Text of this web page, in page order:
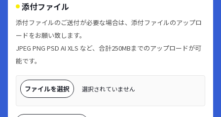
添付ファイル
添付ファイルのご送付が必要な場合は、添付ファイルのアップロ
ードをお願い致します。
JPEG PNG PSD AI XLS など、合計250MBまでのアップロードが可
能です。
ファイルを選択 選択されていません